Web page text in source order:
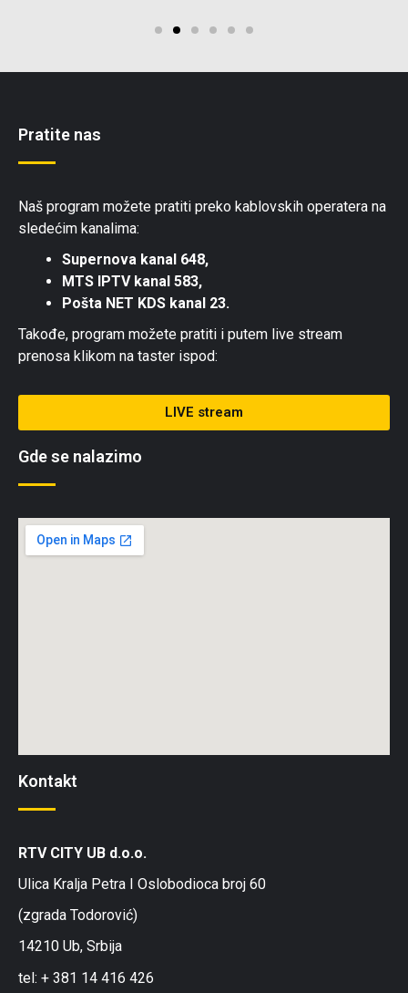
Pratite nas
Naš program možete pratiti preko kablovskih operatera na
sledećim kanalima:
Supernova kanal 648,
MTS IPTV kanal 583,
Pošta NET KDS kanal 23.
Takođe, program možete pratiti i putem live stream
prenosa klikom na taster ispod:
LIVE stream
Gde se nalazimo
Kontakt
RTV CITY UB d.o.o.
Ulica Kralja Petra I Oslobodioca broj 60
(zgrada Todorović)
14210 Ub, Srbija
tel: + 381 14 416 426